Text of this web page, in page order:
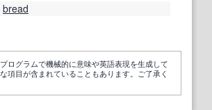
bread
ログラムで機械的に意味や英語表現を生成して
項目が含まれていることもあります。ご了承く